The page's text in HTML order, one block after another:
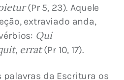
(Pr 5, 23). Aquele
extraviado anda,
Qui
errat (Pr 10, 17).
palavras da Escritura os